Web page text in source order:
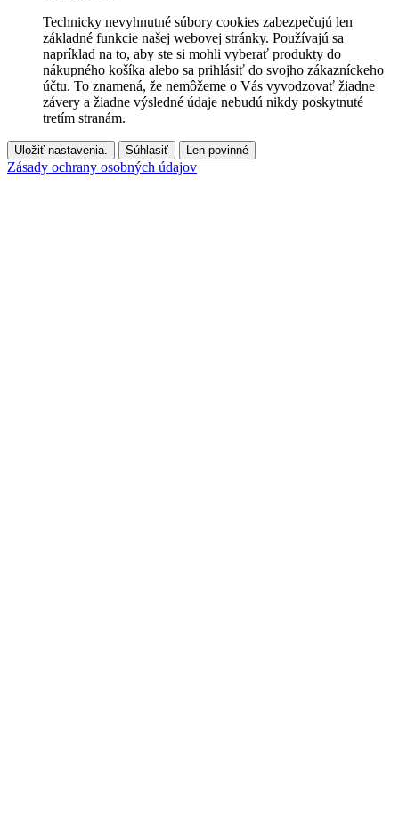
Technicky nevyhnutné súbory cookies zabezpečujú len
základné funkcie našej webovej stránky. Používajú sa
napríklad na to, aby ste si mohli vyberať produkty do
nákupného košíka alebo sa prihlásiť do svojho zákazníckeho
účtu. To znamená, že nemôžeme o Vás vyvodzovať žiadne
závery a žiadne výsledné údaje nebudú nikdy poskytnuté
tretím stranám.
Uložiť nastavenia. Súhlasiť Len povinné
Zásady ochrany osobných údajov